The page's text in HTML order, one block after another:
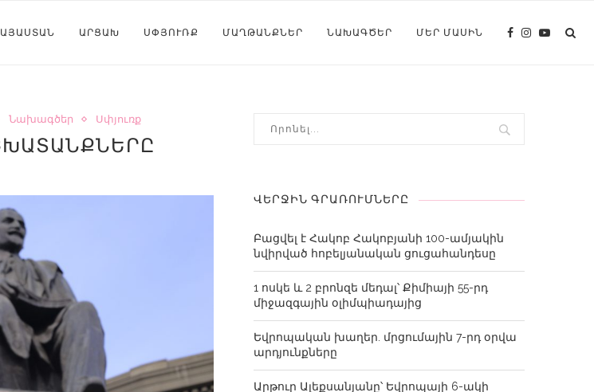
ԱՐՑԱԽ ՍՓՅՈՒՌՔ ՄԱՂԹԱՆՔՆԵՐ ՆԱԽԱԳԾԵՐ ՄԵՐ ՄԱՍԻՆ
Նախագծեր Սփյուռք
ՎԵՐՋԻՆ ԳՐԱՌՈՒՄՆԵՐԸ
Բացվել է Հակոբ Հակոբյանի 100-ամյակին
նվիրված հոբելյանական ցուցահանդեսը
1 ոսկե և 2 բրոնզե մեդալ՝ Քիմիայի 55-րդ
միջազգային օլիմպիադայից
Եվրոպական խաղեր. մրցումային 7-րդ օրվա
արդյունքները
Արթուր Ալեքսանյանը՝ Եվրոպայի 6-ակի